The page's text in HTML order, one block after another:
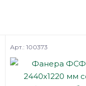
Арт.: 100373